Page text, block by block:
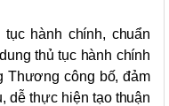
hành chính, chuẩn
thủ tục hành chính
Thương công bố, đảm
dễ thực hiện tạo thuận